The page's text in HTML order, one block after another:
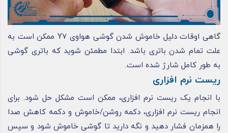
گاهی اوقات دلیل خاموش شدن گوشی هواوی Y7 ممکن است به
علت تمام شدن باتری باشد. ابتدا مطمئن شوید که باتری گوشی
به طور کامل شارژ شده است.
ریست نرم افزاری
با انجام یک ریست نرم افزاری، ممکن است مشکل حل شود. برای
انجام ریست نرم افزاری، دکمه روشن/خاموش و دکمه کاهش صدا
را همزمان فشار دهید و نگه دارید تا گوشی خاموش شود و سپس